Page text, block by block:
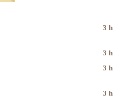
3 h
3 h
3 h
3 h